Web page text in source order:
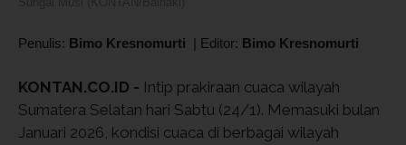
Penulis: Bimo Kresnomurti | Editor: Bimo Kresnomurti
KONTAN.CO.ID - Intip prakiraan cuaca wilayah
Sumatera Selatan hari Sabtu (24/1). Memasuki bulan
Januari 2026, kondisi cuaca di berbagai wilayah